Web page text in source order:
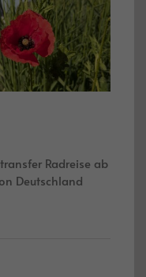
Radreise ab
Deutschland